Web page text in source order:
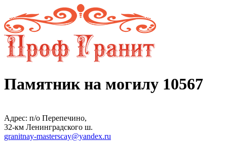
Памятник на могилу 10567
Адрес: п/о Перепечино,
32-км Ленинградского ш.
granitnay-masterscay@yandex.ru